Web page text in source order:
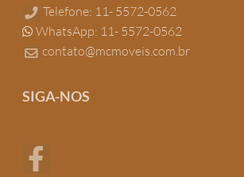
Telefone: 11- 5572-0562
WhatsApp: 11- 5572-0562
contato@mcmoveis.com.br
SIGA-NOS